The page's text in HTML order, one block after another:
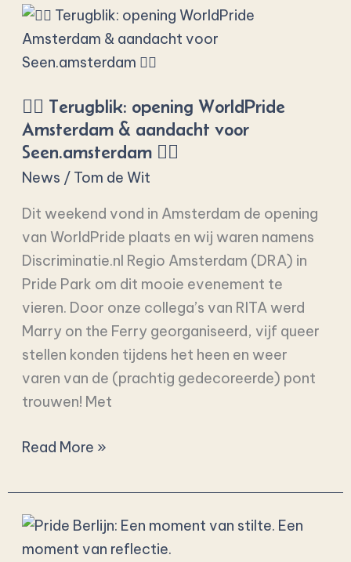
🏳️‍🌈 Terugblik: opening WorldPride
Amsterdam & aandacht voor
Seen.amsterdam 🏳️‍🌈
News / Tom de Wit
Dit weekend vond in Amsterdam de opening
van WorldPride plaats en wij waren namens
Discriminatie.nl Regio Amsterdam (DRA) in
Pride Park om dit mooie evenement te
vieren. Door onze collega’s van RITA werd
Marry on the Ferry georganiseerd, vijf queer
stellen konden tijdens het heen en weer
varen van de (prachtig gedecoreerde) pont
trouwen! Met
🏳️‍🌈
Terugblik:
opening
Amsterdam
&
aandacht
voor
Read More »
Pride
Berlijn: